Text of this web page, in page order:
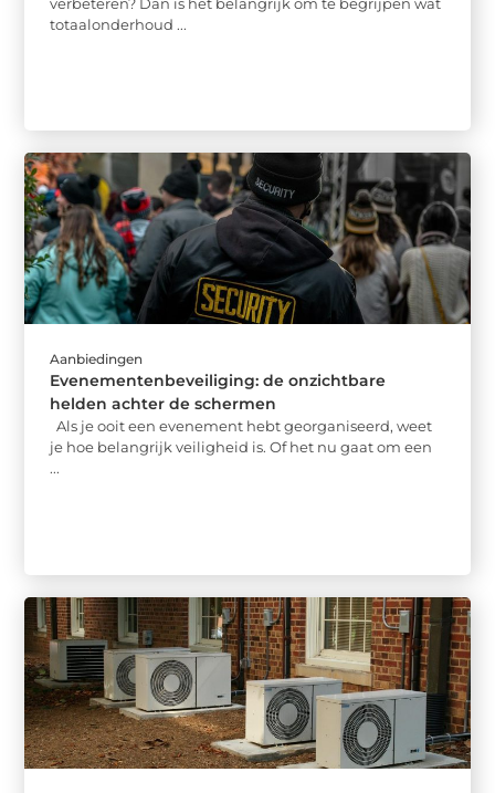
totaalonderhoud ...
Aanbiedingen
Evenementenbeveiliging: de onzichtbare
helden achter de schermen
Als je ooit een evenement hebt georganiseerd, weet
je hoe belangrijk veiligheid is. Of het nu gaat om een
...